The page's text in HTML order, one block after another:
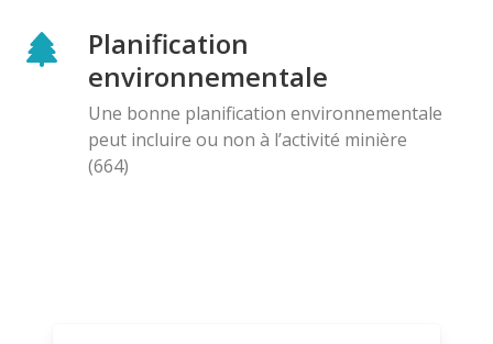
Planification
environnementale
Une bonne planification environnementale
peut incluire ou non à l’activité minière
(664)